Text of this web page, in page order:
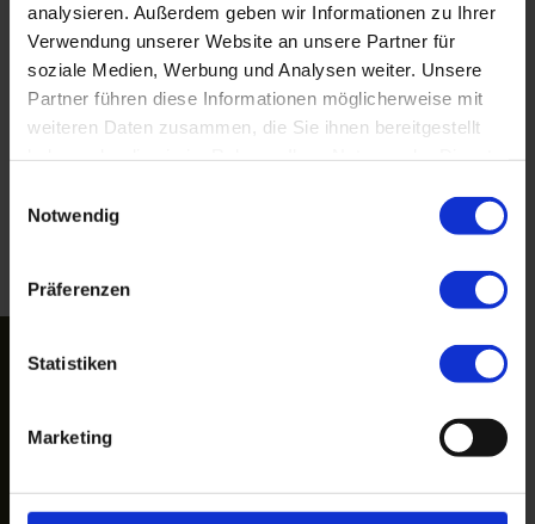
analysieren. Außerdem geben wir Informationen zu Ihrer
Verwendung unserer Website an unsere Partner für
soziale Medien, Werbung und Analysen weiter. Unsere
Partner führen diese Informationen möglicherweise mit
weiteren Daten zusammen, die Sie ihnen bereitgestellt
Cookies, wenn Sie unsere Webseite weiterhin nutzen.
Notwendig
Präferenzen
Statistiken
Marketing
This entry was posted inAllgemein.
Bookmark thepermalink
BEITRAGSNAVIGATION